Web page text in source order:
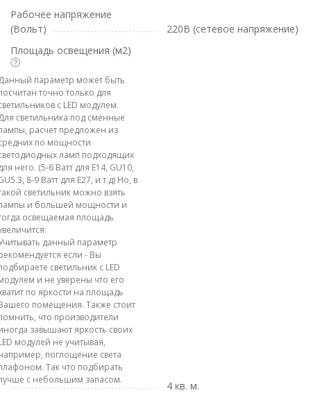
Рабочее напряжение
(Вольт)
220В (сетевое напряжение)
Площадь освещения (м2)
параметр может быть
точно только для
с LED модулем.
светильника под сменные
расчет предложен из
по мощности
ламп подходящих
него. (5-6 Ватт для E14, GU10,
8-9 Ватт для E27, и т.д) Но, в
светильник можно взять
и большей мощности и
освещаемая площадь
данный параметр
если - Вы
светильник с LED
и не уверены что его
по яркости на площадь
помещения. Также стоит
что производители
завышают яркость своих
модулей не учитывая,
поглощение света
Так что подбирать
с небольшим запасом.
4 кв. м.